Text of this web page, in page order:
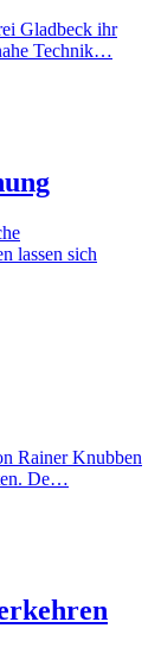
Gladbeck ihr
Technik…
lassen sich
Rainer Knubben
De…